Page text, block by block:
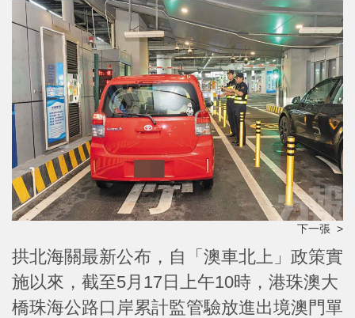
下一張 >
拱北海關最新公布，自「澳車北上」政策實
施以來，截至5月17日上午10時，港珠澳大
橋珠海公路口岸累計監管驗放進出境澳門單